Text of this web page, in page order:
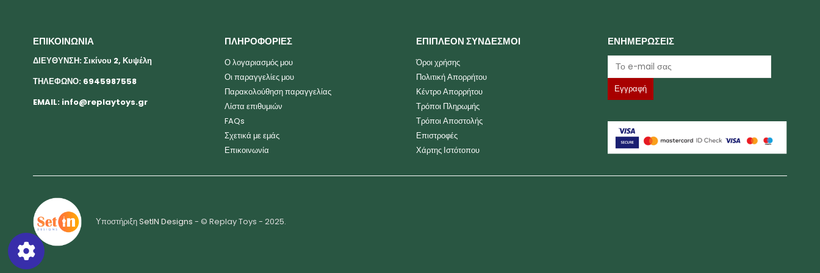
ΕΠΙΚΟΙΝΩΝΙΑ
ΔΙΕΥΘΥΝΣΗ: Σικίνου 2, Κυψέλη
ΤΗΛΕΦΩΝΟ: 6945987558
EMAIL: info@replaytoys.gr
ΠΛΗΡΟΦΟΡΙΕΣ
Ο λογαριασμός μου
Οι παραγγελίες μου
Παρακολούθηση παραγγελίας
Λίστα επιθυμιών
FAQs
Σχετικά με εμάς
Επικοινωνία
ΕΠΙΠΛΕΟΝ ΣΥΝΔΕΣΜΟΙ
Όροι χρήσης
Πολιτική Απορρήτου
Κέντρο Απορρήτου
Τρόποι Πληρωμής
Τρόποι Αποστολής
Επιστροφές
Χάρτης Ιστότοπου
ΕΝΗΜΕΡΩΣΕΙΣ
ΥποστήριξηSetIN Designs - © Replay Toys - 2025.